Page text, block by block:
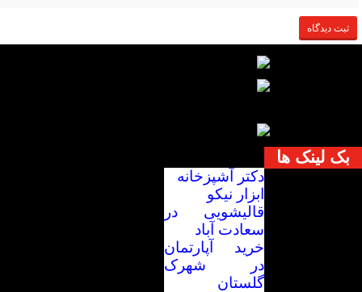
بک لینک ها
دکتر آشپزخانه
ابزار نیکو
قالیشویی در
سعادت آباد
خرید آپارتمان
در شهرک
گلستان